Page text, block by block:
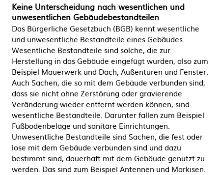
Keine Unterscheidung nach wesentlichen und
unwesentlichen Gebäudebestandteilen
Das Bürgerliche Gesetzbuch (BGB) kennt wesentliche
und unwesentliche Bestandteile eines Gebäudes.
Wesentliche Bestandteile sind solche, die zur
Herstellung in das Gebäude eingefügt wurden, also zum
Beispiel Mauerwerk und Dach, Außentüren und Fenster.
Auch Sachen, die so mit dem Gebäude verbunden sind,
dass sie nicht ohne Zerstörung oder gravierende
Veränderung wieder entfernt werden können, sind
wesentliche Bestandteile. Darunter fallen zum Beispiel
Fußbodenbeläge und sanitäre Einrichtungen.
Unwesentliche Bestandteile sind Sachen, die fest oder
lose mit dem Gebäude verbunden sind und dazu
bestimmt sind, dauerhaft mit dem Gebäude genutzt zu
werden. Das sind zum Beispiel Antennen und Markisen.